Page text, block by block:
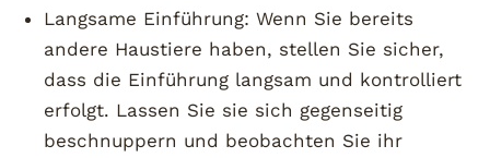
Langsame Einführung: Wenn Sie bereits
andere Haustiere haben, stellen Sie sicher,
dass die Einführung langsam und kontrolliert
erfolgt. Lassen Sie sie sich gegenseitig
beschnuppern und beobachten Sie ihr